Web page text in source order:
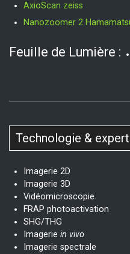
AxioScan zeiss
Nanozoomer 2
Feuille de Lumière :
Technologie &
Imagerie 2D
Imagerie 3D
Vidéomicroscopie
FRAP photoactivation
SHG/THG
Imagerie in vivo
Imagerie spectrale